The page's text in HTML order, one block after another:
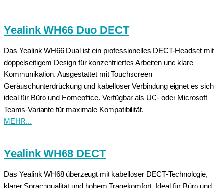
Yealink WH66 Duo DECT
Das Yealink WH66 Dual ist ein professionelles DECT-Headset mit
doppelseitigem Design für konzentriertes Arbeiten und klare
Kommunikation. Ausgestattet mit Touchscreen,
Geräuschunterdrückung und kabelloser Verbindung eignet es sich
ideal für Büro und Homeoffice. Verfügbar als UC- oder Microsoft
Teams-Variante für maximale Kompatibilität.
MEHR...
Yealink WH68 DECT
Das Yealink WH68 überzeugt mit kabelloser DECT-Technologie,
klarer Sprachqualität und hohem Tragekomfort. Ideal für Büro und